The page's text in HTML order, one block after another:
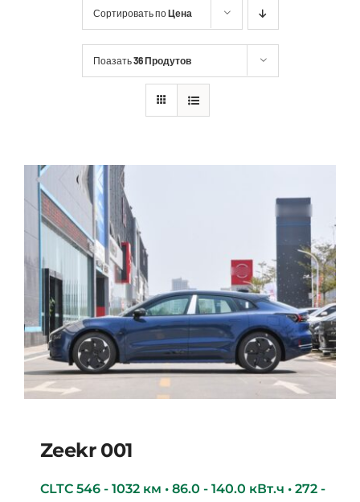
Сортировать поЦена
Поазать36 Продутов
Zeekr 001
CLTC 546 - 1032 км • 86.0 - 140.0 кВт.ч • 272 -